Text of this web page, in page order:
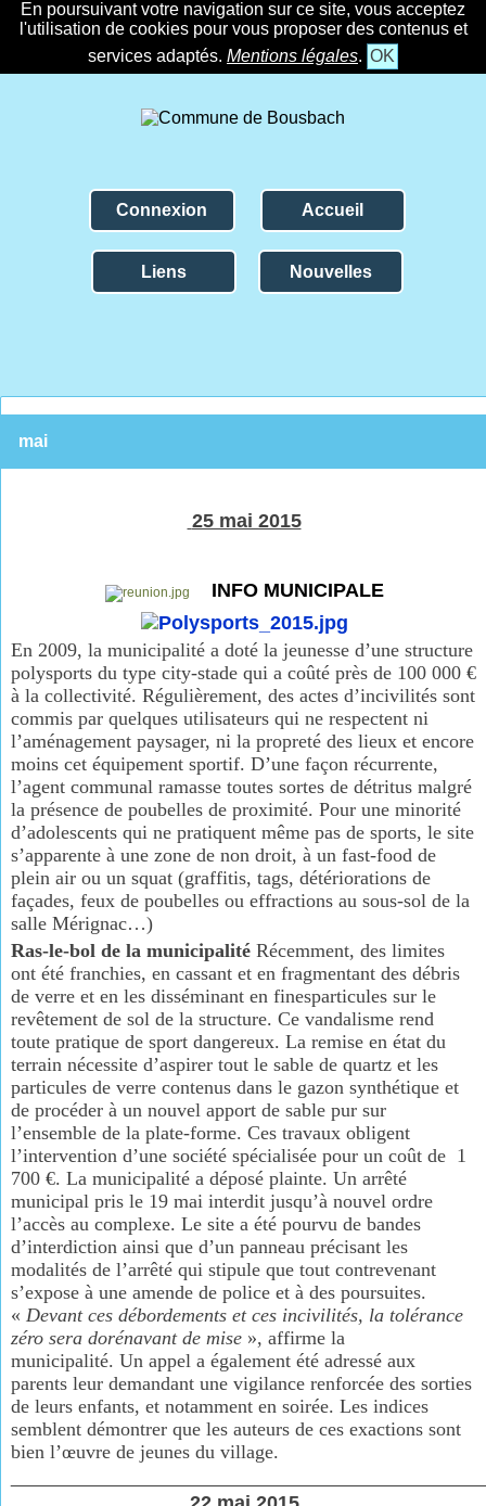
En poursuivant votre navigation sur ce site, vous acceptez
l'utilisation de cookies pour vous proposer des contenus et
services adaptés. Mentions légales. OK
Connexion Accueil
Liens Nouvelles
mai
25 mai 2015
INFO MUNICIPALE
En 2009, la municipalité a doté la jeunesse d’une structure
polysports du type city-stade qui a coûté près de 100 000 €
à la collectivité. Régulièrement, des actes d’incivilités sont
commis par quelques utilisateurs qui ne respectent ni
l’aménagement paysager, ni la propreté des lieux et encore
moins cet équipement sportif. D’une façon récurrente,
l’agent communal ramasse toutes sortes de détritus malgré
la présence de poubelles de proximité. Pour une minorité
d’adolescents qui ne pratiquent même pas de sports, le site
s’apparente à une zone de non droit, à un fast-food de
plein air ou un squat (graffitis, tags, détériorations de
façades, feux de poubelles ou effractions au sous-sol de la
salle Mérignac…)
Ras-le-bol de la municipalitéRécemment, des limites
ont été franchies, en cassant et en fragmentant des débris
de verre et en les disséminant en finesparticules sur le
revêtement de sol de la structure. Ce vandalisme rend
toute pratique de sport dangereux. La remise enétat du
terrain nécessite d’aspirer tout le sable de quartz et les
particules de verre contenusdans le gazon synthétique et
de procéder à un nouvel apport de sable pur sur
l’ensemble de la plate-forme. Ces travaux obligent
l’intervention d’une société spécialisée pour un coût de 1
700 €. La municipalité a déposé plainte. Un arrêté
municipal pris le 19 mai interdit jusqu’ànouvel ordre
l’accès au complexe. Le site a été pourvu de bandes
d’interdiction ainsi que d’un panneau précisant les
modalités de l’arrêté qui stipule que tout contrevenant
s’exposeà une amende de police et à des poursuites.
« Devant ces débordements et ces incivilités, la tolérance
zéro sera dorénavant de mise », affirme la
municipalité. Un appel a également étéadressé aux
parents leur demandant une vigilance renforcée des sorties
de leurs enfants, etnotamment en soirée. Les indices
semblent démontrer que les auteurs de ces exactions sont
bien l’œuvre de jeunes du village.